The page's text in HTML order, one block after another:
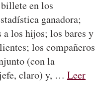
en los
ganadora;
a los hijos; los bares y
los compañeros
(con la
jefe, claro) y, … Leer